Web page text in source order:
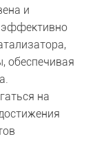
и
обеспечивая
на